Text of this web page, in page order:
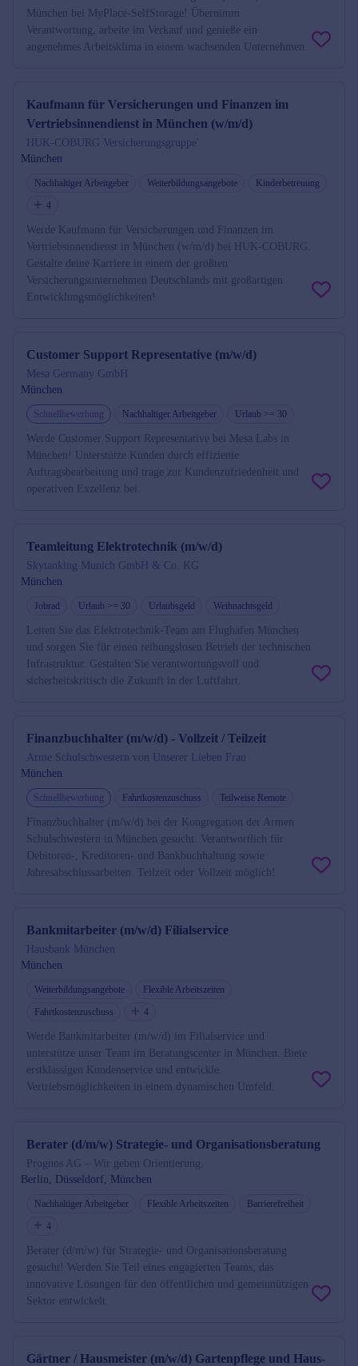
München bei MyPlace-SelfStorage! Übernimm
Verantwortung, arbeite im Verkauf und genieße ein
angenehmes Arbeitsklima in einem wachsenden Unternehmen.
Kaufmann für Versicherungen und Finanzen im
Vertriebsinnendienst in München (w/m/d)
HUK-COBURG Versicherungsgruppe'
München
Nachhaltiger Arbeitgeber Weiterbildungsangebote
Kinderbetreuung
4
Werde Kaufmann für Versicherungen und Finanzen im
Vertriebsinnendienst in München (w/m/d) bei HUK-COBURG.
Gestalte deine Karriere in einem der größten
Versicherungsunternehmen Deutschlands mit großartigen
Entwicklungsmöglichkeiten!
Customer Support Representative (m/w/d)
Mesa Germany GmbH
München
Schnellbewerbung Nachhaltiger Arbeitgeber Urlaub >= 30
Werde Customer Support Representative bei Mesa Labs in
München! Unterstütze Kunden durch effiziente
Auftragsbearbeitung und trage zur Kundenzufriedenheit und
operativen Exzellenz bei.
Teamleitung Elektrotechnik (m/w/d)
Skytanking Munich GmbH & Co. KG
München
Jobrad Urlaub >= 30 Urlaubsgeld Weihnachtsgeld
Leiten Sie das Elektrotechnik-Team am Flughafen München
und sorgen Sie für einen reibungslosen Betrieb der technischen
Infrastruktur. Gestalten Sie verantwortungsvoll und
sicherheitskritisch die Zukunft in der Luftfahrt.
Finanzbuchhalter (m/w/d) - Vollzeit / Teilzeit
Arme Schulschwestern von Unserer Lieben Frau
München
Schnellbewerbung Fahrtkostenzuschuss Teilweise Remote
Finanzbuchhalter (m/w/d) bei der Kongregation der Armen
Schulschwestern in München gesucht. Verantwortlich für
Debitoren-, Kreditoren- und Bankbuchhaltung sowie
Jahresabschlussarbeiten. Teilzeit oder Vollzeit möglich!
Bankmitarbeiter (m/w/d) Filialservice
Hausbank München
München
Weiterbildungsangebote
Flexible Arbeitszeiten
Fahrtkostenzuschuss
4
Werde Bankmitarbeiter (m/w/d) im Filialservice und
unterstütze unser Team im Beratungscenter in München. Biete
erstklassigen Kundenservice und entwickle
Vertriebsmöglichkeiten in einem dynamischen Umfeld.
Berater (d/m/w) Strategie- und Organisationsberatung
Prognos AG – Wir geben Orientierung.
Berlin, Düsseldorf, München
Nachhaltiger Arbeitgeber Flexible Arbeitszeiten
Barrierefreiheit
4
Berater (d/m/w) für Strategie- und Organisationsberatung
gesucht! Werden Sie Teil eines engagierten Teams, das
innovative Lösungen für den öffentlichen und gemeinnützigen
Sektor entwickelt.
Gärtner / Hausmeister (m/w/d) Gartenpflege und Haus-